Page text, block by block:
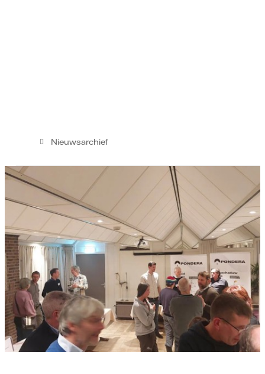
Nieuwsarchief